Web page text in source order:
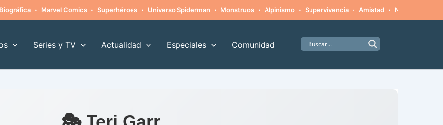
Biográfica · Marvel Comics · Superhéroes · Universo Spiderman · Monstruos · Alpinismo · Supervivencia · Amistad · Naturaleza
Series y TV Actualidad Especiales Comunidad